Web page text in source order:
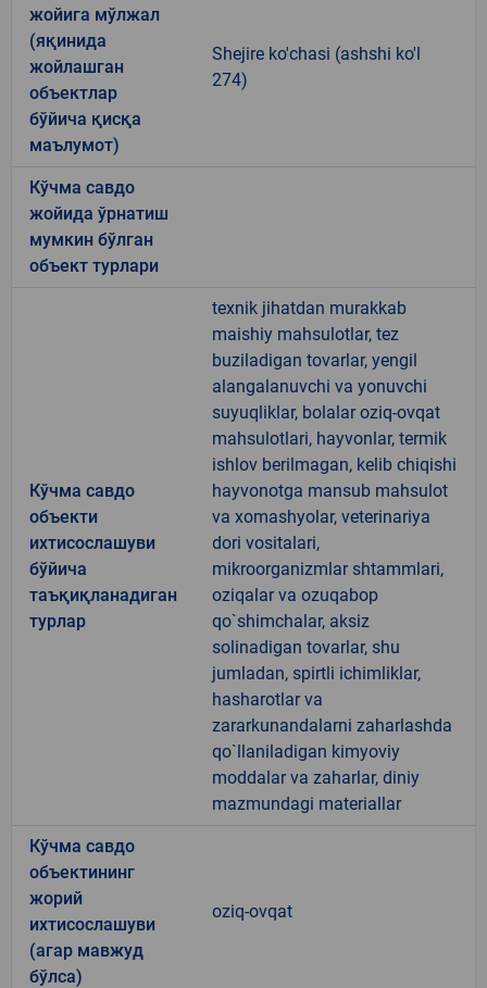
жойига мўлжал
(яқинида
жойлашган
объектлар
бўйича қисқа
маълумот)
Shejire ko'chasi (ashshi ko'l
274)
Кўчма савдо
жойида ўрнатиш
мумкин бўлган
объект турлари
Кўчма савдо
объекти
ихтисослашуви
бўйича
таъқиқланадиган
турлар
texnik jihatdan murakkab
maishiy mahsulotlar, tez
buziladigan tovarlar, yengil
alangalanuvchi va yonuvchi
suyuqliklar, bolalar oziq-ovqat
mahsulotlari, hayvonlar, termik
ishlov berilmagan, kelib chiqishi
hayvonotga mansub mahsulot
va xomashyolar, veterinariya
dori vositalari,
mikroorganizmlar shtammlari,
oziqalar va ozuqabop
qo`shimchalar, aksiz
solinadigan tovarlar, shu
jumladan, spirtli ichimliklar,
hasharotlar va
zararkunandalarni zaharlashda
qo`llaniladigan kimyoviy
moddalar va zaharlar, diniy
mazmundagi materiallar
Кўчма савдо
объектининг
жорий
ихтисослашуви
(агар мавжуд
бўлса)
oziq-ovqat